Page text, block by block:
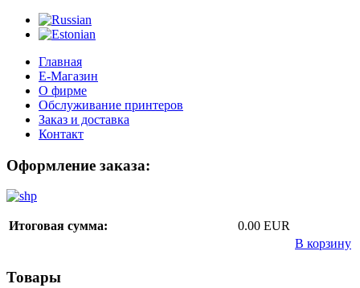
Главная
Е-Магазин
О фирме
Обслуживание принтеров
Заказ и доставка
Контакт
Оформление заказа:
Итоговая сумма:
0.00 EUR
В корзину
Товары